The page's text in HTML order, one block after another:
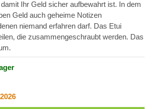
Ihr Geld sicher aufbewahrt ist. In dem
Geld auch geheime Notizen
niemand erfahren darf. Das Etui
die zusammengeschraubt werden. Das